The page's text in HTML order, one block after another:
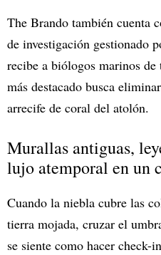
The Brando también cuenta
de investigación gestionado
recibe a biólogos marinos
más destacado busca
arrecife de coral del atolón.
Murallas antiguas,
lujo atemporal en un
Cuando la niebla cubre las
tierra mojada, cruzar el
se siente como hacer check-